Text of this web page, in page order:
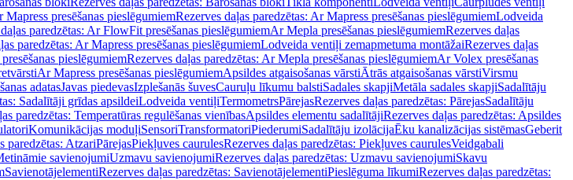
Mapress presēšanas pieslēgumiemRezerves daļas paredzētas: Ar Mapress presēšanas pieslēgumiemLodveida
paredzētas: Ar FlowFit presēšanas pieslēgumiemAr Mepla presēšanas pieslēgumiemRezerves daļas
paredzētas: Ar Mapress presēšanas pieslēgumiemLodveida ventiļi zemapmetuma montāžaiRezerves daļas
pieslēgumiemRezerves daļas paredzētas: Ar Mepla presēšanas pieslēgumiemAr Volex presēšanas
Ar Mapress presēšanas pieslēgumiemApsildes atgaisošanas vārstiĀtrās atgaisošanas vārstiVirsmu
adatasJavas piedevasIzplešanās šuvesCauruļu līkumu balstiSadales skapjiMetāla sadales skapjiSadalītāju
Sadalītāji grīdas apsildeiLodveida ventiļiTermometrsPārejasRezerves daļas paredzētas: PārejasSadalītāju
paredzētas: Temperatūras regulēšanas vienībasApsildes elementu sadalītājiRezerves daļas paredzētas: Apsildes
Komunikācijas moduļiSensoriTransformatoriPiederumiSadalītāju izolācijaĒku kanalizācijas sistēmasGeberit
paredzētas: AtzariPārejasPiekļuves caurulesRezerves daļas paredzētas: Piekļuves caurulesVeidgabali
savienojumiUzmavu savienojumiRezerves daļas paredzētas: Uzmavu savienojumiSkavu
SavienotājelementiRezerves daļas paredzētas: SavienotājelementiPieslēguma līkumiRezerves daļas paredzētas: